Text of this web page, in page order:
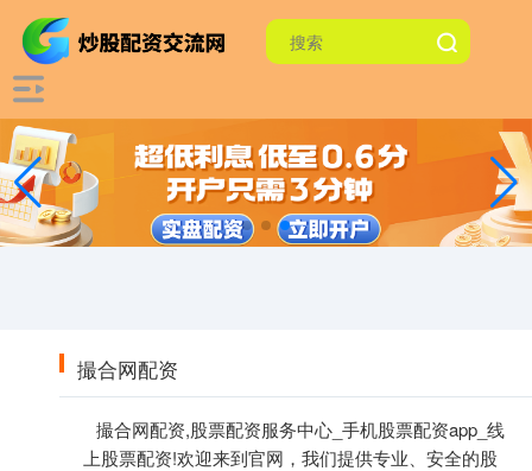
撮合网配资
撮合网配资,股票配资服务中心_手机股票配资app_线
上股票配资!欢迎来到官网，我们提供专业、安全的股